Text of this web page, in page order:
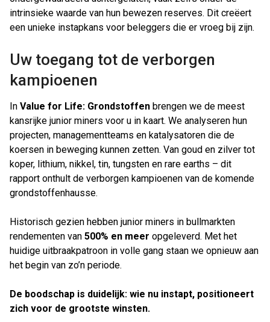
intrinsieke waarde van hun bewezen reserves. Dit creëert
een unieke instapkans voor beleggers die er vroeg bij zijn.
Uw toegang tot de verborgen
kampioenen
In Value for Life: Grondstoffenbrengen we de meest
kansrijke junior miners voor u in kaart. We analyseren hun
projecten, managementteams en katalysatoren die de
koersen in beweging kunnen zetten. Van goud en zilver tot
koper, lithium, nikkel, tin, tungsten en rare earths – dit
rapport onthult de verborgen kampioenen van de komende
grondstoffenhausse.
Historisch gezien hebben junior miners in bullmarkten
rendementen van 500% en meer opgeleverd. Met het
huidige uitbraakpatroon in volle gang staan we opnieuw aan
het begin van zo’n periode.
De boodschap is duidelijk: wie nu instapt, positioneert
zich voor de grootste winsten.